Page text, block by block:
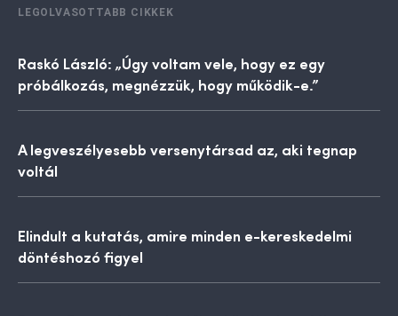
LEGOLVASOTTABB CIKKEK
Raskó László: „Úgy voltam vele, hogy ez egy
próbálkozás, megnézzük, hogy működik-e.”
A legveszélyesebb versenytársad az, aki tegnap
voltál
Elindult a kutatás, amire minden e-kereskedelmi
döntéshozó figyel